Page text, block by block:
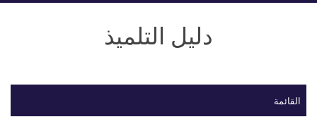
دليل التلميذ
القائمة